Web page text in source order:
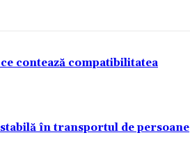
contează compatibilitatea
în transportul de persoane